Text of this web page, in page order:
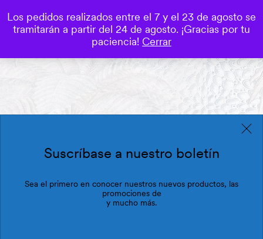
0
Suscríbase a nuestro boletín
Sea el primero en conocer nuestros nuevos productos, las
promociones de
y mucho más.
Los pedidos realizados entre el 7 y el 23 de agosto se
tramitarán a partir del 24 de agosto. ¡Gracias por tu
paciencia! Cerrar